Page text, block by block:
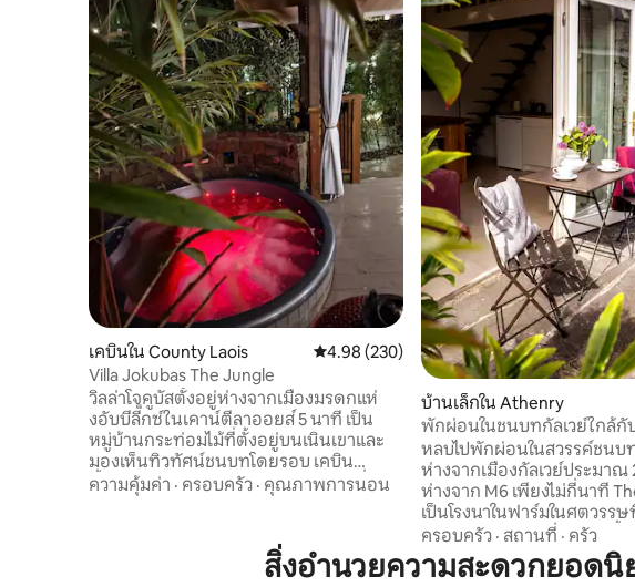
เคบินใน County Laois คะแนนเฉลี่ย 4.98 จาก 5, 230 รีวิว
4.98 (230)
Villa Jokubas The Jungle
วิลล่าโจคูบัสตั้งอยู่ห่างจากเมืองมรดกแห่
งอับบีลี็กซ์ในเคาน์ตีลาออยส์ 5 นาที เป็น
หมู่บ้านกระท่อมไม้ที่ตั้งอยู่บนเนินเขาและ
มองเห็นทิวทัศน์ชนบทโดยรอบ เคบิน
ทั้งหมดของเราผสมผสานการตกแต่งที่ทัน
สมัยเข้ากับเสน่ห์แบบชนบท รับการดูแลด้วย
ทั้งภายในและภายนอก เพลิดเพลินกับสนาม
กว้างขวาง พื้นที่ลานบ้านที่มีหลังคาคลุม
ความคุ้มค่า · ครอบครัว · คุณภาพการนอน
บ้านเล็กใน Athenry
พักผ่อนในชนบทกัลเวย์ใกล้กั
หลบไปพักผ่อนในสวรรค์ชน
ห่างจากเมืองกัลเวย์ประมาณ
ห่างจาก M6 เพียงไม่กี่นาที The Nest Barn
เป็นโรงนาในฟาร์มในศตวรร
การบูรณะอย่างสวยงาม มีทั้ง
ของทั้งสองโลก: เข้าถึงกัลเว
อย่างรวดเร็วในเวลากลางวัน
ครอบครัว · สถานที่ · ครัว
สิ่งอำนวยความสะดวกยอดนิ